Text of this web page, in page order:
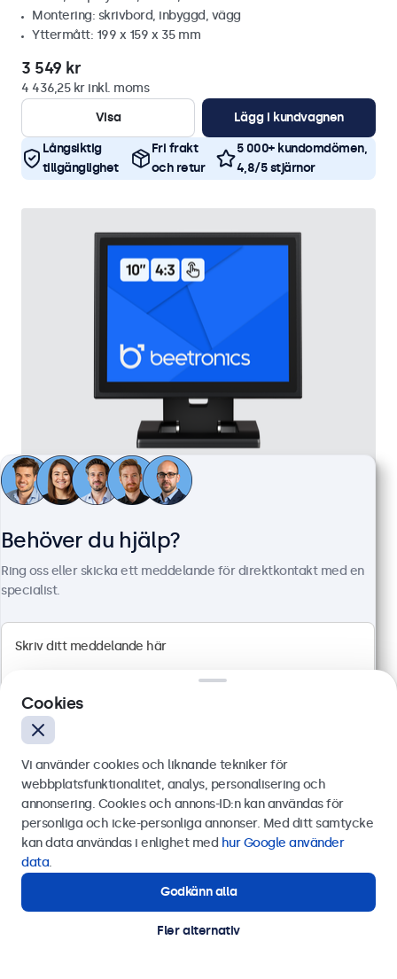
Montering: skrivbord, inbyggd, vägg
Yttermått: 199 x 159 x 35 mm
3 549 kr
4 436,25 kr inkl. moms
Visa
Lägg i kundvagnen
Långsiktig
tillgänglighet
Fri frakt
och retur
5 000+ kundomdömen,
4,8/5 stjärnor
10 Tums Touchskärm, Metall (4:3)
Artikelnummer:
10TSV7M
4:3 multitouch panel
Yttermått: 228 x 183 x 41 mm
4 873,75 kr inkl. moms
Behöver du hjälp?
Ring oss eller skicka ett meddelande för direktkontakt med en
specialist.
Skicka
Kontakta våra experter.
Cookies
Vi använder cookies och liknande tekniker för
webbplatsfunktionalitet, analys, personalisering och
annonsering. Cookies och annons-ID:n kan användas för
personliga och icke-personliga annonser. Med ditt samtycke
kan data användas i enlighet med hur Google använder
data.
Godkänn alla
Fler alternativ